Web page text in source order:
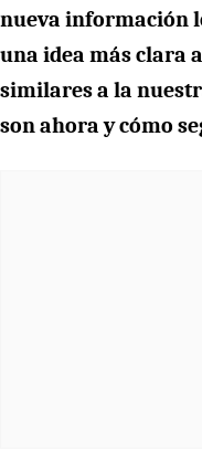
nueva información
una idea más clara
similares a la
son ahora y cómo